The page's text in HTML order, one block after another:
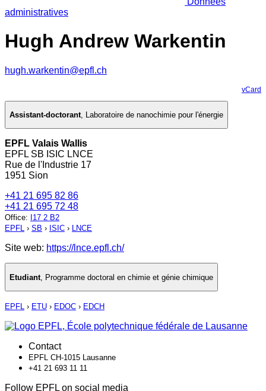
administratives
Hugh Andrew Warkentin
hugh.warkentin@epfl.ch
vCard
Assistant-doctorant, Laboratoire de nanochimie pour l'énergie
EPFL Valais Wallis
EPFL SB ISIC LNCE
Rue de l'Industrie 17
1951 Sion
+41 21 695 82 86
+41 21 695 72 48
Office:
I17 2 B2
EPFL › SB › ISIC › LNCE
Site web: https://lnce.epfl.ch/
Etudiant Programme doctoral en chimie et génie chimique
EPFL › ETU › EDOC › EDCH
Contact
EPFL CH-1015 Lausanne
+41 21 693 11 11
Follow EPFL on social media